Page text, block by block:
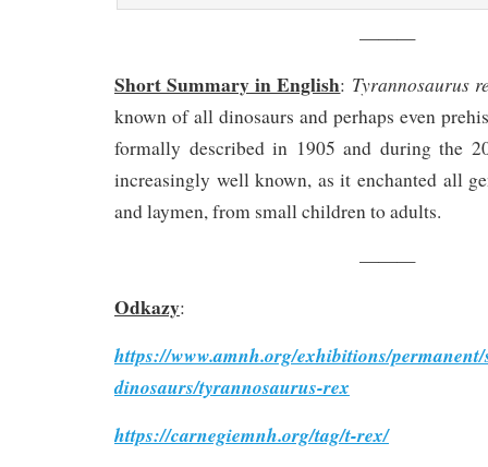
———
Short Summary in English: Tyrannosaurus
known of all dinosaurs and perhaps even
formally described in 1905 and during the
increasingly well known, as it enchanted all
and laymen, from small children to adults.
———
Odkazy:
https://www.amnh.org/exhibitions/
dinosaurs/tyrannosaurus-rex
https://carnegiemnh.org/tag/t-rex/